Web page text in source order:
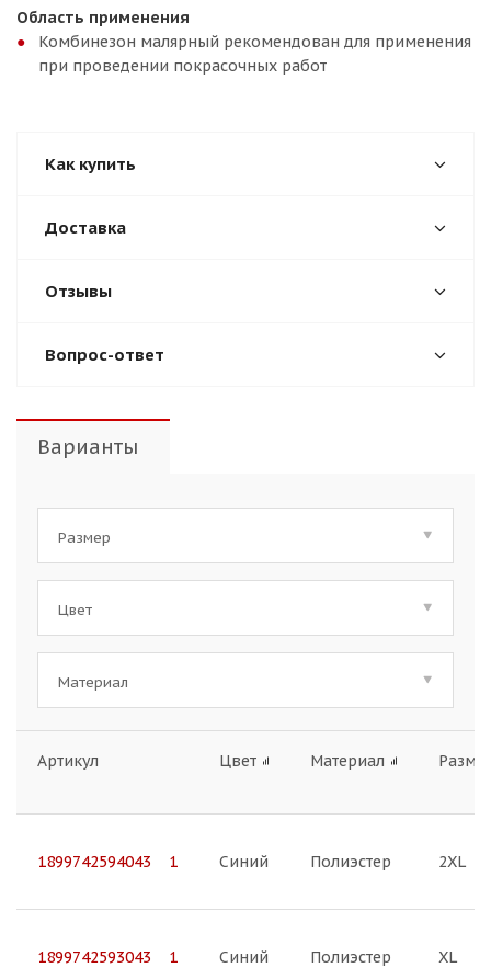
Область применения
Комбинезон малярный рекомендован для применения
при проведении покрасочных работ
Как купить
Доставка
Отзывы
Вопрос-ответ
Варианты
Размер
Цвет
Материал
Артикул Цвет Материал
1899742594043 1 Синий Полиэстер 2XL
1899742593043 1 Синий Полиэстер XL